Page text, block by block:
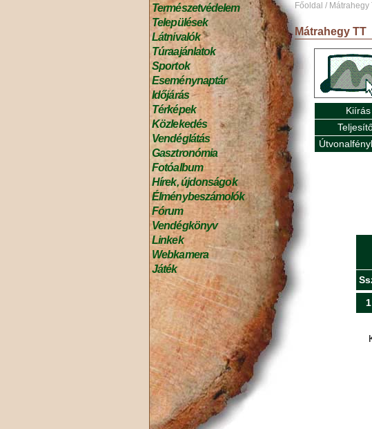
Természetvédelem
Települések
Látnivalók
Túraajánlatok
Sportok
Eseménynaptár
Időjárás
Térképek
Közlekedés
Vendéglátás
Gasztronómia
Fotóalbum
Hírek, újdonságok
Élménybeszámolók
Fórum
Vendégkönyv
Linkek
Webkamera
Játék
Főoldal / Mátrahegy
Mátrahegy TT
Kiírás
1